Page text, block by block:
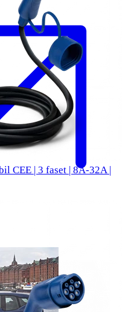
CEE | 3 faset | 8A-32A |